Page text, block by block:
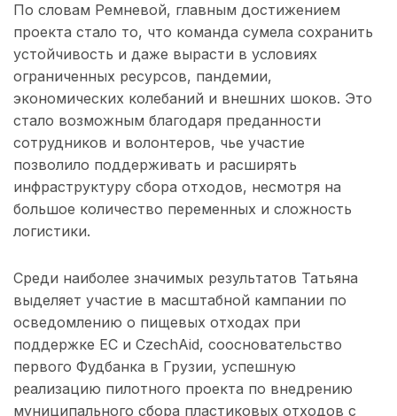
По словам Ремневой, главным достижением
проекта стало то, что команда сумела сохранить
устойчивость и даже вырасти в условиях
ограниченных ресурсов, пандемии,
экономических колебаний и внешних шоков. Это
стало возможным благодаря преданности
сотрудников и волонтеров, чье участие
позволило поддерживать и расширять
инфраструктуру сбора отходов, несмотря на
большое количество переменных и сложность
логистики.
Среди наиболее значимых результатов Татьяна
выделяет участие в масштабной кампании по
осведомлению о пищевых отходах при
поддержке ЕС и CzechAid, соосновательство
первого Фудбанка в Грузии, успешную
реализацию пилотного проекта по внедрению
муниципального сбора пластиковых отходов с